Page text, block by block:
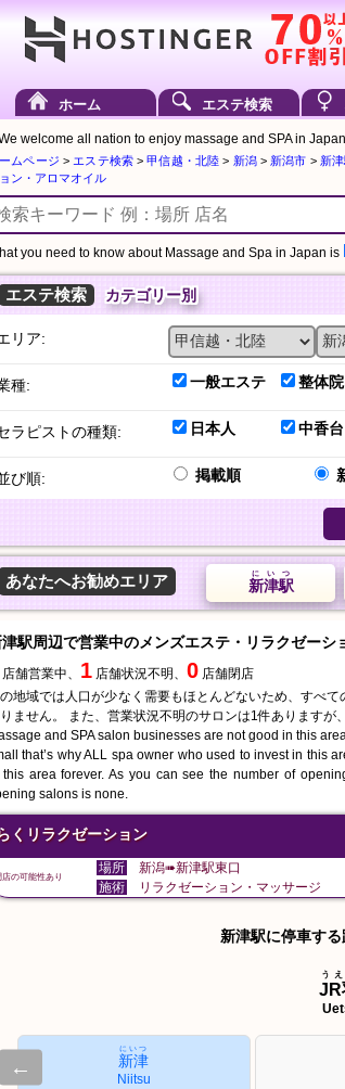
ホーム エステ検索
welcome all nation to enjoy massage and SPA in Japan
ムページ > エステ検索>甲信越・北陸 > 新潟> 新潟市 > 新
ン・アロマオイル
you need to know about Massage and Spa in Japan is
エステ検索 カテゴリー別
リア:
種: 一般エステ 整体院
ラピストの種類: 日本人 中香台
び順: 掲載順
あなたへお勧めエリア 新津駅
にいつ
津駅周辺で営業中のメンズエステ・リラクゼーシ
店舗営業中、 1 店舗状況不明、 0 店舗閉店
地域では人口が少なく需要もほとんどないため、すべ
ません。 また、営業状況不明のサロンは1件ありますが
and SPA salon businesses are not good in this
that’s why ALL spa owner who used to invest in this
this area forever. As you can see the number of
salons is none.
くリラクゼーション
店の可能性あり
場所 新潟➠新津駅東口
施術 リラクゼーション・マッサージ
新津駅に停車する
JR
う
← 新津
にいつ
Niitsu